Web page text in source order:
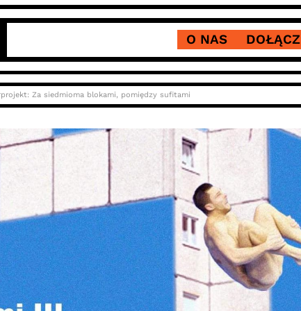
O NAS DOŁĄCZ
Za siedmioma blokami, pomiędzy sufitami